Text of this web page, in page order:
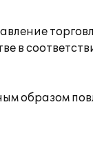
в
образом